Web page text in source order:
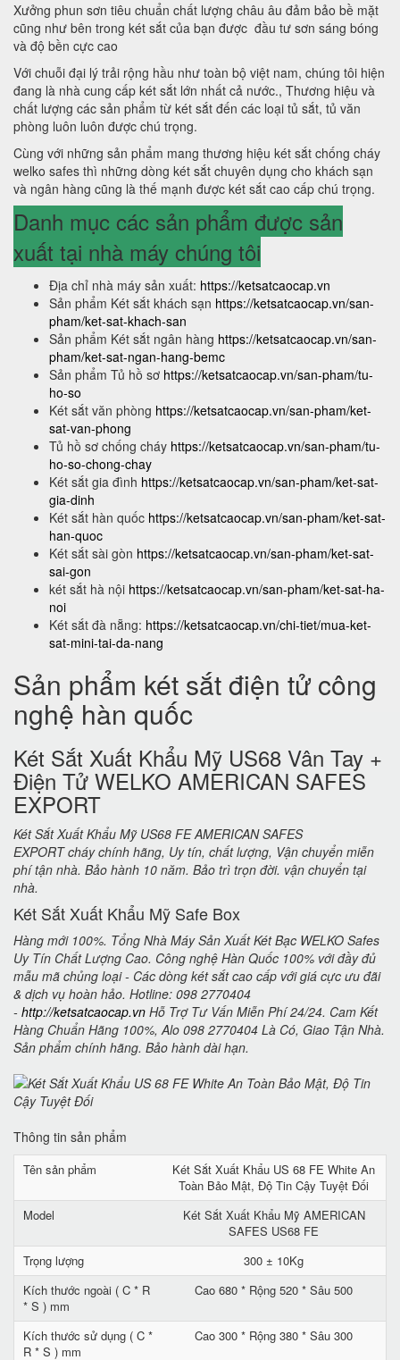
Xưởng phun sơn tiêu chuẩn chất lượng châu âu đảm bảo bề mặt
cũng như bên trong két sắt của bạn được đầu tư sơn sáng bóng
và độ bền cực cao
Với chuỗi đại lý trải rộng hầu như toàn bộ việt nam, chúng tôi hiện
đang là nhà cung cấp két sắt lớn nhất cả nước., Thương hiệu và
chất lượng các sản phẩm từ két sắt đến các loại tủ sắt, tủ văn
phòng luôn luôn được chú trọng.
Cùng với những sản phẩm mang thương hiệu két sắt chống cháy
welko safes thì những dòng két sắt chuyên dụng cho khách sạn
và ngân hàng cũng là thế mạnh được két sắt cao cấp chú trọng.
Danh mục các sản phẩm được sản
xuất tại nhà máy chúng tôi
Địa chỉ nhà máy sản xuất: https://ketsatcaocap.vn
Sản phẩm Két sắt khách sạn https://ketsatcaocap.vn/san-
pham/ket-sat-khach-san
Sản phẩm Két sắt ngân hàng https://ketsatcaocap.vn/san-
pham/ket-sat-ngan-hang-bemc
Sản phẩm Tủ hồ sơ https://ketsatcaocap.vn/san-pham/tu-
ho-so
Két sắt văn phòng https://ketsatcaocap.vn/san-pham/ket-
sat-van-phong
Tủ hồ sơ chống cháy https://ketsatcaocap.vn/san-pham/tu-
ho-so-chong-chay
Két sắt gia đình https://ketsatcaocap.vn/san-pham/ket-sat-
gia-dinh
Két sắt hàn quốc https://ketsatcaocap.vn/san-pham/ket-sat-
han-quoc
Két sắt sài gòn https://ketsatcaocap.vn/san-pham/ket-sat-
sai-gon
két sắt hà nội https://ketsatcaocap.vn/san-pham/ket-sat-ha-
noi
Két sắt đà nẵng: https://ketsatcaocap.vn/chi-tiet/mua-ket-
sat-mini-tai-da-nang
Sản phẩm két sắt điện tử công
nghệ hàn quốc
Két Sắt Xuất Khẩu Mỹ US68 Vân Tay +
Điện Tử WELKO AMERICAN SAFES
EXPORT
Két Sắt Xuất Khẩu Mỹ US68 FE AMERICAN SAFES
EXPORT cháy chính hãng, Uy tín, chất lượng, Vận chuyển miễn
phí tận nhà. Bảo hành 10 năm. Bảo trì trọn đời. vận chuyển tại
nhà.
Két Sắt Xuất Khẩu Mỹ Safe Box
Hàng mới 100%. Tổng Nhà Máy Sản Xuất Két Bạc WELKO Safes
Uy Tín Chất Lượng Cao. Công nghệ Hàn Quốc 100% với đầy đủ
mẫu mã chủng loại - Các dòng két sắt cao cấp với giá cực ưu đãi
& dịch vụ hoàn hảo. Hotline: 098 2770404
- http://ketsatcaocap.vn Hỗ Trợ Tư Vấn Miễn Phí 24/24. Cam Kết
Hàng Chuẩn Hãng 100%, Alo 098 2770404 Là Có, Giao Tận Nhà.
Sản phẩm chính hãng. Bảo hành dài hạn.
Thông tin sản phẩm
Tên sản phẩm
Két Sắt Xuất Khẩu US 68 FE White An
Toàn Bảo Mật, Độ Tin Cậy Tuyệt Đối
Model
Két Sắt Xuất Khẩu Mỹ AMERICAN
SAFES US68 FE
Trọng lượng
300 ± 10Kg
Kích thước ngoài ( C * R
* S ) mm
Cao 680 * Rộng 520 * Sâu 500
Kích thước sử dụng ( C *
R * S ) mm
Cao 300 * Rộng 380 * Sâu 300